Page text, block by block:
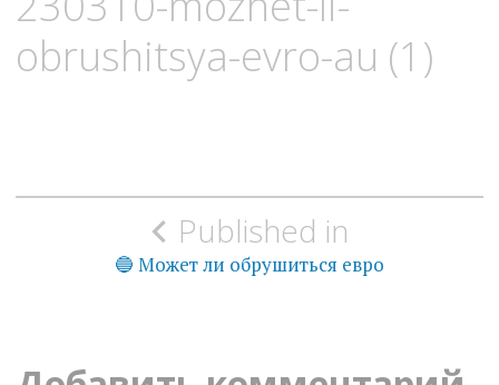
obrushitsya-evro-au (1)
НавигацияPublished in
🔵 Может ли обрушиться евро